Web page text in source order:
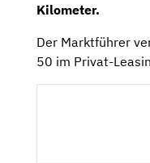
Kilometer.
Der Marktführer
50 im Privat-